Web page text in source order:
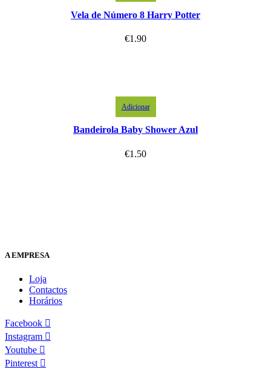
Vela de Número 8 Harry Potter
€1.90
Adicionar
Bandeirola Baby Shower Azul
€1.50
A EMPRESA
Loja
Contactos
Horários
Facebook
Instagram
Youtube
Pinterest